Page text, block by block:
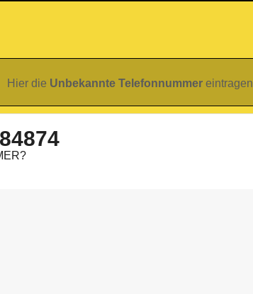
Hier die Unbekannte Telefonnummer eintragen